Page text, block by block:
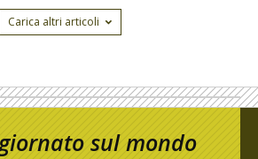
Carica altri articoli
sul mondo